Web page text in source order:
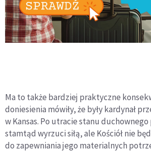
Ma to także bardziej praktyczne
doniesienia mówiły, że były kardynał
w Kansas. Po utracie stanu
stamtąd wyrzuci siłą, ale Kościół nie
do zapewniania jego materialnych